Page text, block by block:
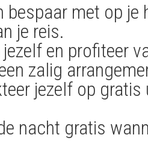
bespaar met op
je reis.
jezelf en profiteer
zalig
jezelf op
nacht gratis